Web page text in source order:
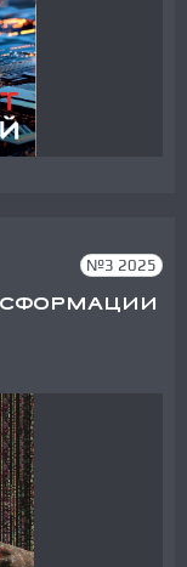
№3 2025